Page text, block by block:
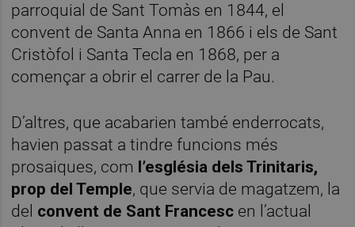
parroquial de Sant Tomàs en 1844, el
convent de Santa Anna en 1866 i els de Sant
Cristòfol i Santa Tecla en 1868, per a
començar a obrir el carrer de la Pau.
D’altres, que acabarien també enderrocats,
havien passat a tindre funcions més
prosaiques, com l’església dels Trinitaris,
prop del Temple, que servia de magatzem, la
del convent de Sant Francesc en l’actual